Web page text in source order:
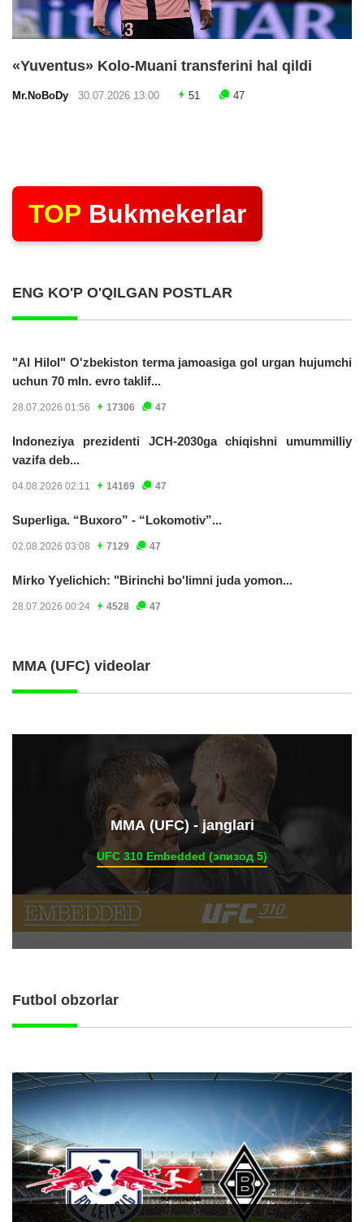
«Yuventus» Kolo-Muani transferini hal qildi
Mr.NoBoDy 30.07.2026 13:00 51 47
TOP Bukmekerlar
ENG KO'P O'QILGAN POSTLAR
"Al Hilol" O'zbekiston terma jamoasiga gol urgan hujumchi
uchun 70 mln. evro taklif...
28.07.2026 01:56 17306 47
Indoneziya prezidenti JCH-2030ga chiqishni umummilliy
vazifa deb...
04.08.2026 02:11 14169 47
Superliga. “Buxoro” - “Lokomotiv”...
02.08.2026 03:08 7129 47
Mirko Yyelichich: "Birinchi bo'limni juda yomon...
28.07.2026 00:24 4528 47
MMA (UFC) videolar
ММА (UFC) - janglari
UFC 310 Embedded (эпизод 5)
Futbol obzorlar